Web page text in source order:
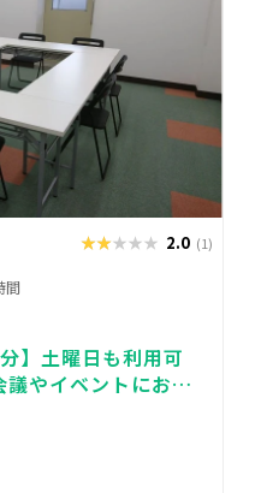
★★★★★
★★★★★ 2.0 (1)
間
】土曜日も利用可
やイベントにお使